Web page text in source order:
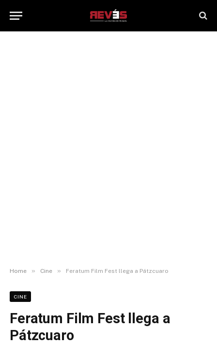
Home » Cine » Feratum Film Fest llega a Pátzcuaro
CINE
Feratum Film Fest llega a
Pátzcuaro